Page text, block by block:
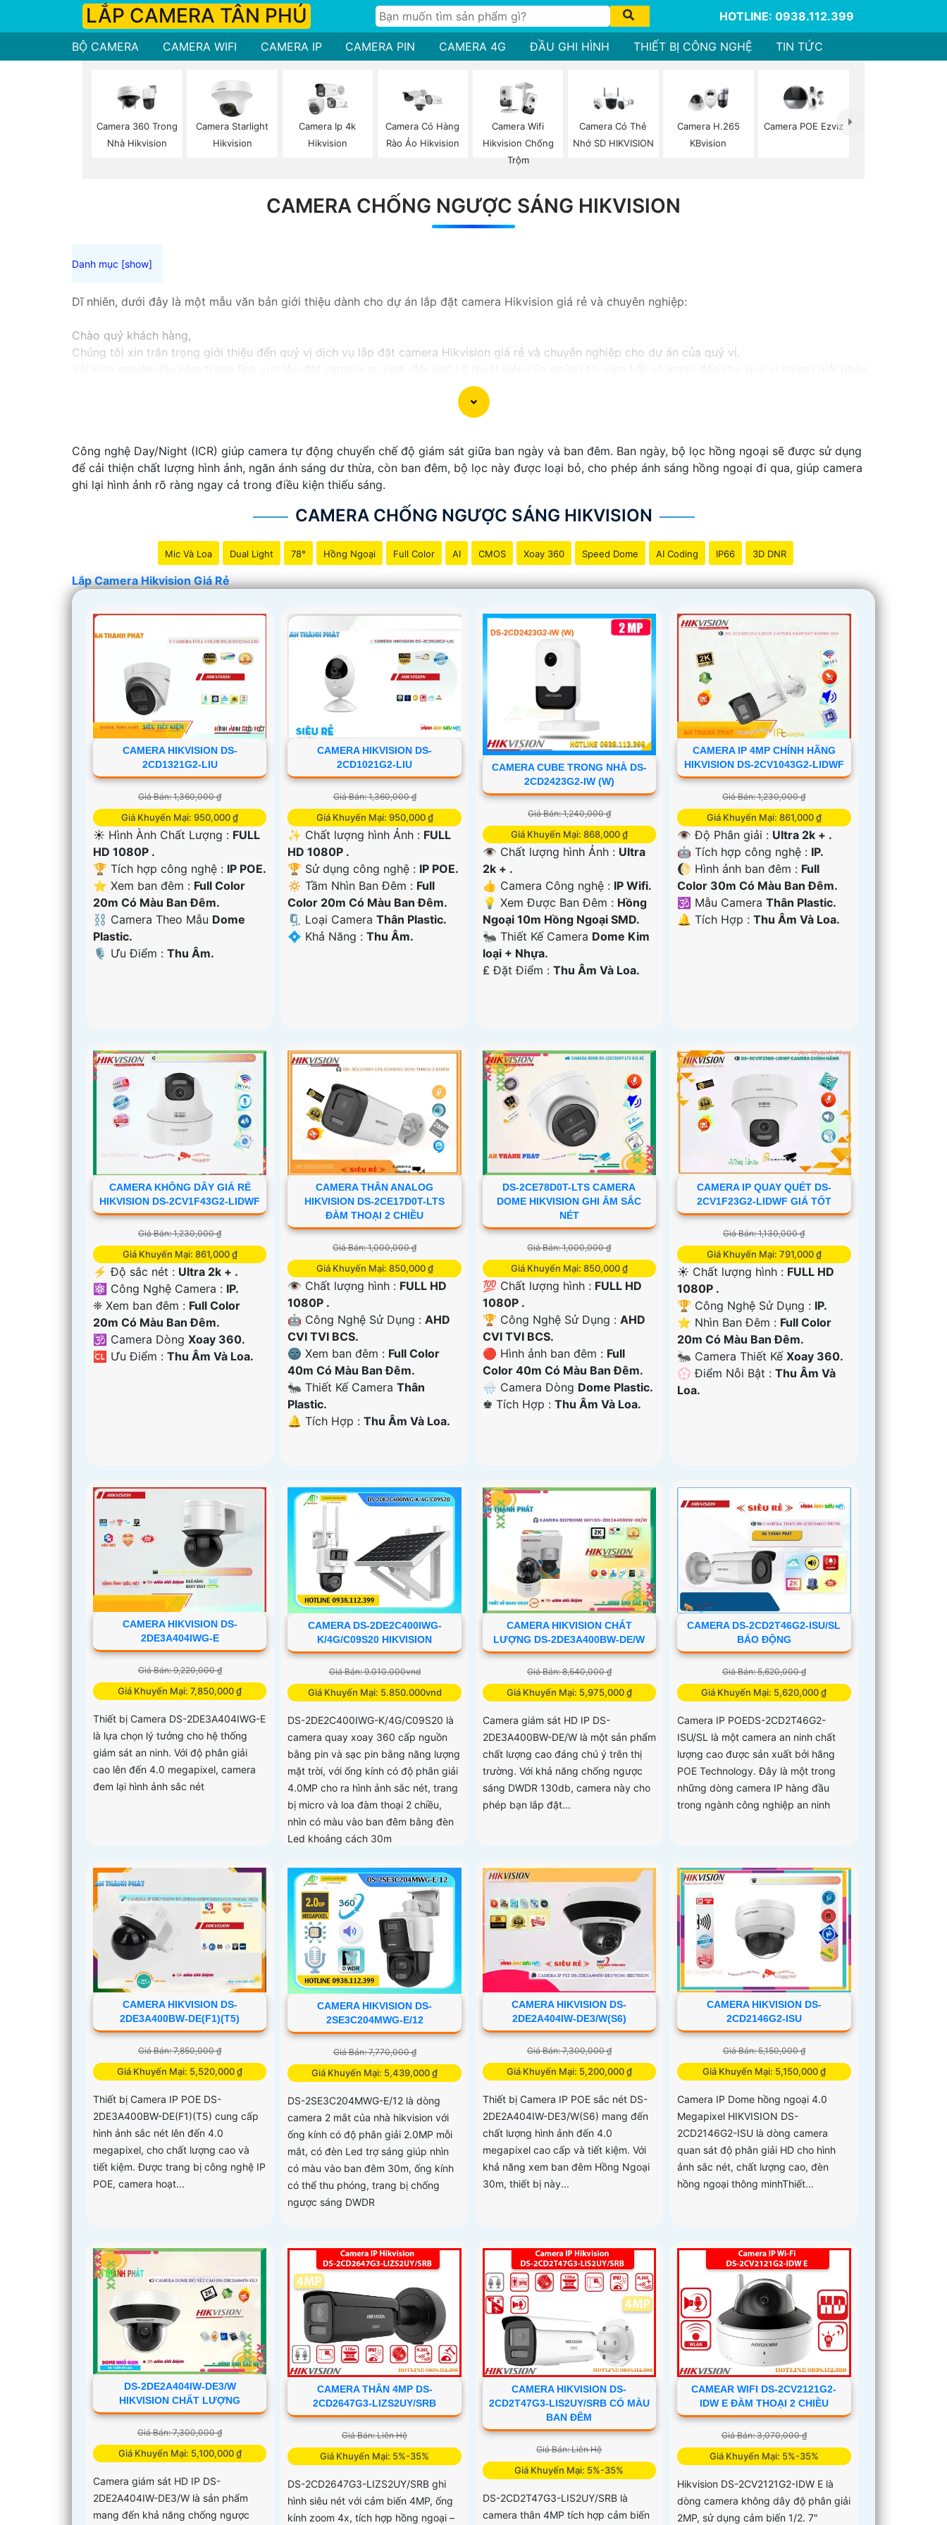
LẮP CAMERA TÂN PHÚ HOTLINE: 0938.112.399
BỘ CAMERA CAMERA WIFI CAMERA IP CAMERA PIN CAMERA 4G ĐẦU GHI HÌNH THIẾT BỊ CÔNG NGHỆ TIN TỨC
Camera 360 Trong
Nhà Hikvision
Camera Starlight
Hikvision
Camera Ip 4k
Hikvision
Camera Có Hàng
Rào Ảo Hikvision
Camera Wifi
Hikvision Chống
Trộm
Camera Có Thẻ
Nhớ SD HIKVISION
Camera H.265
KBvision
Camera POE Ezviz
CAMERA CHỐNG NGƯỢC SÁNG HIKVISION
Dĩ nhiên, dưới đây là một mẫu văn bản giới thiệu dành cho dự án lắp đặt camera Hikvision giá rẻ và chuyên nghiệp:
Chào quý khách hàng,
Chúng tôi xin trân trọng giới thiệu đến quý vị dịch vụ lắp đặt camera Hikvision giá rẻ và chuyên nghiệp cho dự án của quý vị.
Camera của Hikvision được biết đến là một trong những thương hiệu hàng đầu thế giới về giải pháp an ninh video. Với các tính năng và công nghệ
chất lượng hình ảnh sắc nét mà còn đem đến sự tin cậy và an toàn cho dự án của quý vị.
vị.
Công nghệ Day/Night (ICR) giúp camera tự động chuyển chế độ giám sát giữa ban ngày và ban đêm. Ban ngày, bộ lọc hồng ngoại sẽ được sử dụng
để cải thiện chất lượng hình ảnh, ngăn ánh sáng dư thừa, còn ban đêm, bộ lọc này được loại bỏ, cho phép ánh sáng hồng ngoại đi qua, giúp camera
ghi lại hình ảnh rõ ràng ngay cả trong điều kiện thiếu sáng.
CAMERA CHỐNG NGƯỢC SÁNG HIKVISION
Mic Và Loa Dual Light 78° Hồng Ngoại Full Color AI CMOS Xoay 360 Speed Dome AI Coding IP66 3D DNR
Lắp Camera Hikvision Giá Rẻ
CAMERA HIKVISION DS-
2CD1321G2-LIU
Giá Bán: 1,360,000 ₫
Giá Khuyến Mại: 950,000 ₫
☀️ Hình Ành Chất Lượng : FULL
HD 1080P .
🏆 Tích hợp công nghệ : IP POE.
⭐ Xem ban đêm : Full Color
20m Có Màu Ban Ðêm.
⛓ Camera Theo Mẫu Dome
Plastic.
️🎙 Ưu Điểm : Thu Âm.
CAMERA HIKVISION DS-
2CD1021G2-LIU
Giá Bán: 1,360,000 ₫
Giá Khuyến Mại: 950,000 ₫
✨ Chất lượng hình Ảnh : FULL
HD 1080P .
🏆 Sử dụng công nghệ : IP POE.
🔅 Tầm Nhìn Ban Đêm : Full
Color 20m Có Màu Ban Ðêm.
🗜️ Loại CameraThân Plastic.
️💠 Khả Năng :Thu Âm.
CAMERA CUBE TRONG NHÀ DS-
2CD2423G2-IW (W)
Giá Bán: 1,240,000 ₫
Giá Khuyến Mại: 868,000 ₫
👁 Chất lượng hình Ảnh : Ultra
2k + .
👍 Camera Công nghệ : IP Wifi.
💡 Xem Được Ban Đêm : Hồng
Ngoại 10m Hồng Ngoại SMD.
🐜 Thiết Kế Camera Dome Kim
loại + Nhựa.
️₤ Đặt Điểm : Thu Âm Và Loa.
CAMERA IP 4MP CHÍNH HÃNG
HIKVISION DS-2CV1043G2-LIDWF
Giá Bán: 1,230,000 ₫
Giá Khuyến Mại: 861,000 ₫
👁 Độ Phân giải : Ultra 2k + .
🤖️ Tích hợp công nghệ : IP.
🌔 Hình ảnh ban đêm : Full
Color 30m Có Màu Ban Ðêm.
🕉️ Mẫu CameraThân Plastic.
️🔔 Tích Hợp :Thu Âm Và Loa.
CAMERA KHÔNG DÂY GIÁ RẺ
HIKVISION DS-2CV1F43G2-LIDWF
Giá Bán: 1,230,000 ₫
Giá Khuyến Mại: 861,000 ₫
️⚡ Độ sắc nét : Ultra 2k + .
⚛️ Công Nghệ Camera : IP.
❈ Xem ban đêm : Full Color
20m Có Màu Ban Ðêm.
🕉️ Camera Dòng Xoay 360.
️🆑 Ưu Điểm : Thu Âm Và Loa.
CAMERA THÂN ANALOG
HIKVISION DS-2CE17D0T-LTS
ĐÀM THOẠI 2 CHIỀU
Giá Bán: 1,000,000 ₫
Giá Khuyến Mại: 850,000 ₫
👁 Chất lượng hình : FULL HD
1080P .
🤖️ Công Nghệ Sử Dụng :AHD
CVI TVI BCS.
🌚 Xem ban đêm : Full Color
40m Có Màu Ban Ðêm.
🐜 Thiết Kế CameraThân
Plastic.
️🔔 Tích Hợp :Thu Âm Và Loa.
DS-2CE78D0T-LTS CAMERA
DOME HIKVISION GHI ÂM SẮC
NÉT
Giá Bán: 1,000,000 ₫
Giá Khuyến Mại: 850,000 ₫
💯 Chất lượng hình : FULL HD
1080P .
🏆 Công Nghệ Sử Dụng : AHD
CVI TVI BCS.
🔴 Hình ảnh ban đêm : Full
Color 40m Có Màu Ban Ðêm.
🌧️ Camera Dòng Dome Plastic.
️♚ Tích Hợp : Thu Âm Và Loa.
CAMERA IP QUAY QUÉT DS-
2CV1F23G2-LIDWF GIÁ TỐT
Giá Bán: 1,130,000 ₫
Giá Khuyến Mại: 791,000 ₫
☀️ Chất lượng hình : FULL HD
1080P .
🏆 Công Nghệ Sử Dụng : IP.
⭐ Nhìn Ban Đêm : Full Color
20m Có Màu Ban Ðêm.
🐜 Camera Thiết KếXoay 360.
️💮 Điểm Nỗi Bật :Thu Âm Và
Loa.
CAMERA HIKVISION DS-
2DE3A404IWG-E
Giá Bán: 9,220,000 ₫
Giá Khuyến Mại: 7,850,000 ₫
Thiết bị Camera DS-2DE3A404IWG-E
là lựa chọn lý tưởng cho hệ thống
giám sát an ninh. Với độ phân giải
cao lên đến 4.0 megapixel, camera
đem lại hình ảnh sắc nét
CAMERA DS-2DE2C400IWG-
K/4G/C09S20 HIKVISION
Giá Bán: 9.010.000vnd
Giá Khuyến Mại: 5.850.000vnd
DS-2DE2C400IWG-K/4G/C09S20 là
camera quay xoay 360 cấp nguồn
bằng pin và sạc pin bằng năng lượng
mặt trời, với ống kính có độ phân giải
4.0MP cho ra hình ảnh sắc nét, trang
bị micro và loa đàm thoại 2 chiều,
nhìn có màu vào ban đêm bằng đèn
Led khoảng cách 30m
CAMERA HIKVISION CHẤT
LƯỢNG DS-2DE3A400BW-DE/W
Giá Bán: 8,540,000 ₫
Giá Khuyến Mại: 5,975,000 ₫
Camera giám sát HD IP DS-
2DE3A400BW-DE/W là một sản phẩm
chất lượng cao đáng chú ý trên thị
trường. Với khả năng chống ngược
sáng DWDR 130db, camera này cho
phép bạn lắp đặt...
CAMERA DS-2CD2T46G2-ISU/SL
BÁO ĐỘNG
Giá Bán: 5,620,000 ₫
Giá Khuyến Mại: 5,620,000 ₫
Camera IP POEDS-2CD2T46G2-
ISU/SL là một camera an ninh chất
lượng cao được sản xuất bởi hãng
POE Technology. Đây là một trong
những dòng camera IP hàng đầu
trong ngành công nghiệp an ninh
CAMERA HIKVISION DS-
2DE3A400BW-DE(F1)(T5)
Giá Bán: 7,850,000 ₫
Giá Khuyến Mại: 5,520,000 ₫
Thiết bị Camera IP POE DS-
2DE3A400BW-DE(F1)(T5) cung cấp
hình ảnh sắc nét lên đến 4.0
megapixel, cho chất lượng cao và
tiết kiệm. Được trang bị công nghệ IP
POE, camera hoạt...
CAMERA HIKVISION DS-
2SE3C204MWG-E/12
Giá Bán: 7,770,000 ₫
Giá Khuyến Mại: 5,439,000 ₫
DS-2SE3C204MWG-E/12 là dòng
camera 2 mắt của nhà hikvision với
ống kính có độ phân giải 2.0MP mỗi
mắt, có đèn Led trợ sáng giúp nhìn
có màu vào ban đêm 30m, ống kính
có thể thu phóng, trang bị chống
ngược sáng DWDR
CAMERA HIKVISION DS-
2DE2A404IW-DE3/W(S6)
Giá Bán: 7,300,000 ₫
Giá Khuyến Mại: 5,200,000 ₫
Thiết bị Camera IP POE sắc nét DS-
2DE2A404IW-DE3/W(S6) mang đến
chất lượng hình ảnh đến 4.0
megapixel cao cấp và tiết kiệm. Với
khả năng xem ban đêm Hồng Ngoại
30m, thiết bị này...
CAMERA HIKVISION DS-
2CD2146G2-ISU
Giá Bán: 5,150,000 ₫
Giá Khuyến Mại: 5,150,000 ₫
Camera IP Dome hồng ngoại 4.0
Megapixel HIKVISION DS-
2CD2146G2-ISU là dòng camera
quan sát độ phân giải HD cho hình
ảnh sắc nét, chất lượng cao, đèn
hồng ngoại thông minhThiết...
DS-2DE2A404IW-DE3/W
HIKVISION CHẤT LƯỢNG
Giá Bán: 7,300,000 ₫
Giá Khuyến Mại: 5,100,000 ₫
Camera giám sát HD IP DS-
2DE2A404IW-DE3/W là sản phẩm
mang đến khả năng chống ngược
CAMERA THÂN 4MP DS-
2CD2647G3-LIZS2UY/SRB
Giá Bán: Liên Hệ
Giá Khuyến Mại: 5%-35%
DS-2CD2647G3-LIZS2UY/SRB ghi
hình siêu nét với cảm biến 4MP, ống
kính zoom 4x, tích hợp hồng ngoại –
CAMERA HIKVISION DS-
2CD2T47G3-LIS2UY/SRB CÓ MÀU
BAN ĐÊM
Giá Bán: Liên Hệ
Giá Khuyến Mại: 5%-35%
DS-2CD2T47G3-LIS2UY/SRB là
camera thân 4MP tích hợp cảm biến
CAMEAR WIFI DS-2CV2121G2-
IDW E ĐÀM THOẠI 2 CHIỀU
Giá Bán: 3,070,000 ₫
Giá Khuyến Mại: 5%-35%
Hikvision DS-2CV2121G2-IDW E là
dòng camera không dây độ phân giải
2MP, sử dụng cảm biến 1/2. 7"